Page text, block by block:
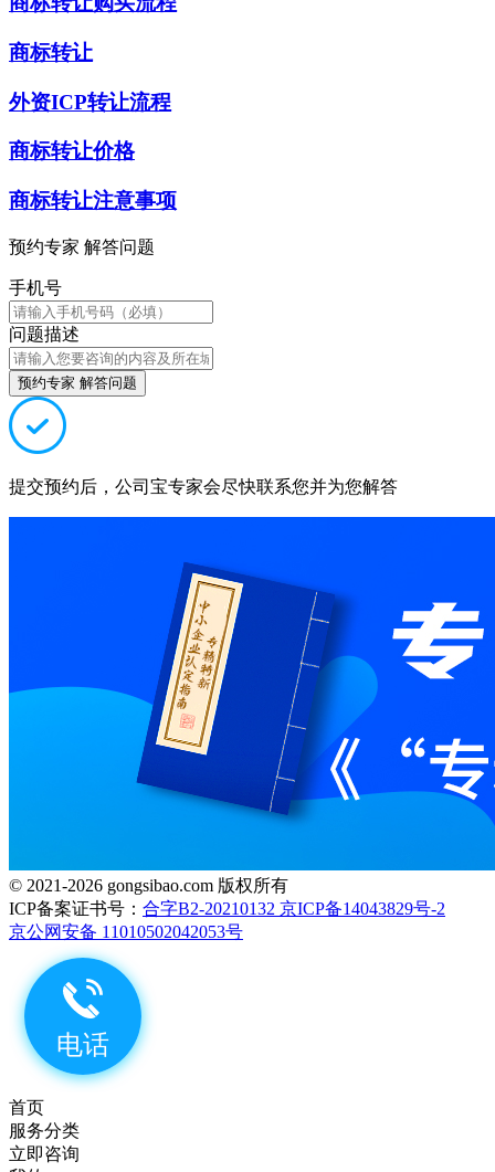
商标转让
外资ICP转让流程
商标转让价格
商标转让注意事项
预约专家 解答问题
手机号
问题描述
预约专家 解答问题
提交预约后，公司宝专家会尽快联系您并为您解答
© 2021-2026 gongsibao.com 版权所有
ICP备案证书号： 合字B2-20210132 京ICP备14043829号-2
京公网安备 11010502042053号
首页
服务分类
立即咨询